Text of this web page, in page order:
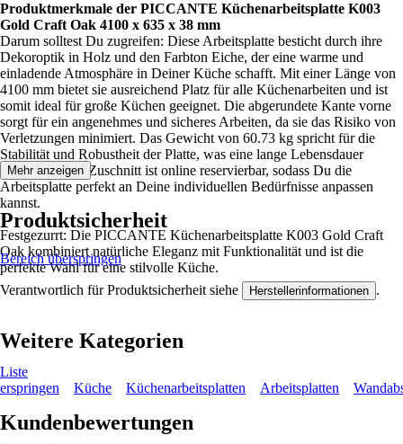
Produktmerkmale der PICCANTE Küchenarbeitsplatte K003
Gold Craft Oak 4100 x 635 x 38 mm
Darum solltest Du zugreifen: Diese Arbeitsplatte besticht durch ihre
Dekoroptik in Holz und den Farbton Eiche, der eine warme und
einladende Atmosphäre in Deiner Küche schafft. Mit einer Länge von
4100 mm bietet sie ausreichend Platz für alle Küchenarbeiten und ist
somit ideal für große Küchen geeignet. Die abgerundete Kante vorne
sorgt für ein angenehmes und sicheres Arbeiten, da sie das Risiko von
Verletzungen minimiert. Das Gewicht von 60.73 kg spricht für die
Stabilität und Robustheit der Platte, was eine lange Lebensdauer
verspricht. Der Zuschnitt ist online reservierbar, sodass Du die
Arbeitsplatte perfekt an Deine individuellen Bedürfnisse anpassen
kannst.
Festgezurrt: Die PICCANTE Küchenarbeitsplatte K003 Gold Craft
Oak kombiniert natürliche Eleganz mit Funktionalität und ist die
perfekte Wahl für eine stilvolle Küche.
Mehr anzeigen
Produktsicherheit
Bereich überspringen
Verantwortlich für Produktsicherheit siehe Herstellerinformationen .
Weitere Kategorien
Liste
Küche Küchenarbeitsplatten Arbeitsplatten
Kundenbewertungen